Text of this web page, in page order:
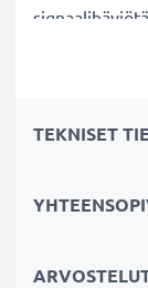
signaalihäviötä
–
Täysin
Cinch-
Cinch-
TEKNISET